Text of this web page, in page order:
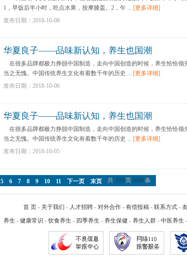
1，早饭后半小时，吃点水果，按摩膝盖。2，午 ... [更多详细]
发布日期：2018-10-08
华夏良子——品味新认知，养生也国潮
在很多品牌都极力挣脱中国制造，走向中国创造的时候，养生恰恰领
当之无愧。中国传统养生文化有着数千年的历史 ... [更多详细]
发布日期：2018-10-06
华夏良子——品味新认知，养生也国潮
在很多品牌都极力挣脱中国制造，走向中国创造的时候，养生恰恰领
当之无愧。中国传统养生文化有着数千年的历史 ... [更多详细]
发布日期：2018-10-05
5 6 7 8 9 10 11 下一页 末页 共 105页 1043条
首 页- 关于我们 - 人才招聘- 对外合作- 有偿投稿- 联系方式-
养生 - 健康常识 - 饮食养生 - 四季养生 - 养生保健 - 养生人群 - 中医养生 -